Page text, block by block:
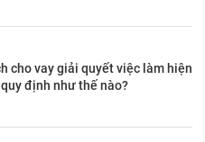
cho vay giải quyết việc làm hiện
định như thế nào?